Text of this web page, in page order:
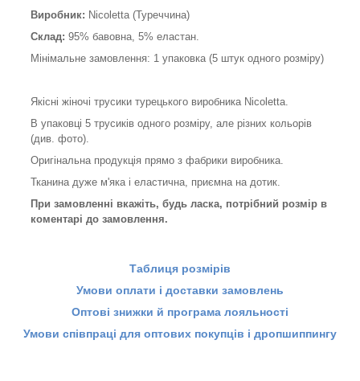
Виробник: Nicoletta (Туреччина)
Склад: 95% бавовна, 5% еластан.
Мінімальне замовлення: 1 упаковка (5 штук одного розміру)
Якісні жіночі трусики турецького виробника Nicoletta.
В упаковці 5 трусиків одного розміру, але різних кольорів
(див. фото).
Оригінальна продукція прямо з фабрики виробника.
Тканина дуже м'яка і еластична, приємна на дотик.
При замовленні вкажіть, будь ласка, потрібний розмір в
коментарі до замовлення.
Таблиця розмірів
Умови оплати і доставки замовлень
Оптові знижки й програма лояльності
Умови співпраці для оптових покупців і дропшиппингу